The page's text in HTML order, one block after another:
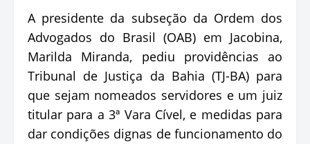
A presidente da subseção da Ordem dos
Advogados do Brasil (OAB) em Jacobina,
Marilda Miranda, pediu providências ao
Tribunal de Justiça da Bahia (TJ-BA) para
que sejam nomeados servidores e um juiz
titular para a 3ª Vara Cível, e medidas para
dar condições dignas de funcionamento do